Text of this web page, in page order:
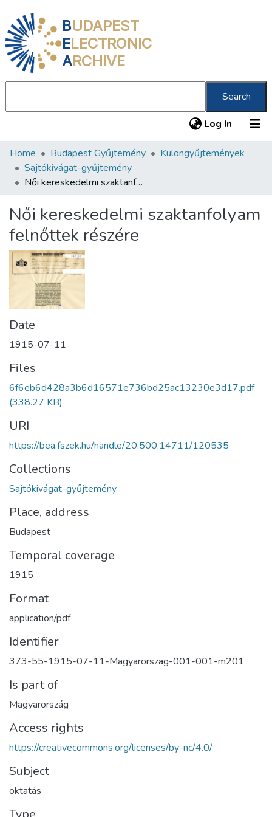
BUDAPEST
ELECTRONIC
ARCHIVE
Search
Log In (current)
Communities & Collections
All of DSpace
About us
Home Budapest Gyűjtemény
Különgyűjtemények
Sajtókivágat-gyűjtemény
Női kereskedelmi szaktanfolyam felnőttek részére
Női kereskedelmi szaktanfolyam
felnőttek részére
Date
1915-07-11
Files
6f6eb6d428a3b6d16571e736bd25ac13230e3d17.pdf
(338.27 KB)
URI
https://bea.fszek.hu/handle/20.500.14711/120535
Collections
Sajtókivágat-gyűjtemény
Place, address
Budapest
Temporal coverage
1915
Format
application/pdf
Identifier
373-55-1915-07-11-Magyarorszag-001-001-m201
Is part of
Magyarország
Access rights
https://creativecommons.org/licenses/by-nc/4.0/
Subject
oktatás